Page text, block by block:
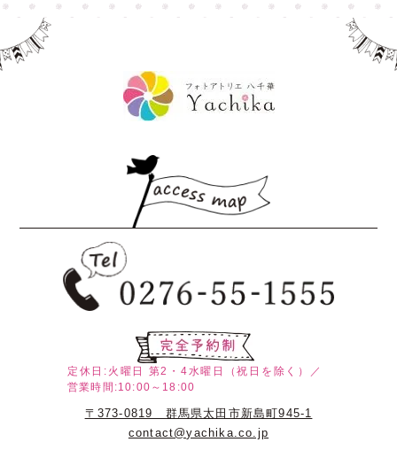
定休日:火曜日
第2・4水曜日（祝日を除く）／
営業時間:10:00～18:00
〒373-0819 群馬県太田市新島町945-1
contact@yachika.co.jp